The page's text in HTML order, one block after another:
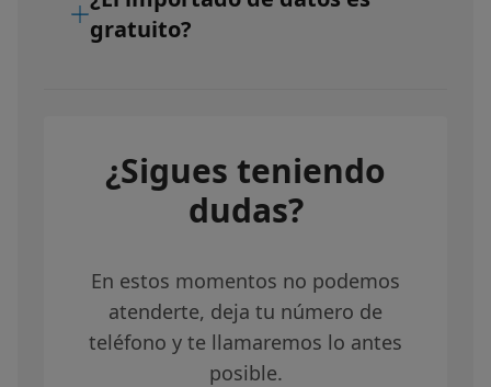
gratuito?
¿Sigues teniendo
dudas?
En estos momentos no podemos
atenderte, deja tu número de
teléfono y te llamaremos lo antes
posible.